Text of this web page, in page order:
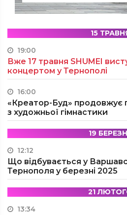
15
19:00
Вже 17 травня SHUMEI
концертом у Тернополі
16:00
«Креатор-Буд» продовжує
з художньої гімнастики
19
12:12
Що відбувається у
Тернополя у березні 2025
21
13:34